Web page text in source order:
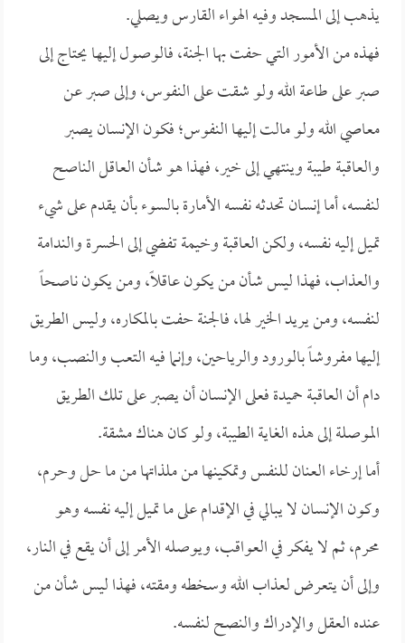
يذهب إلى المسجد وفيه الهواء القارس ويصلي.
فهذه من الأمور التي حفت بها الجنة، فالوصول إليها يحتاج إلى
صبر على طاعة الله ولو شقت على النفوس، وإلى صبر عن
معاصي الله ولو مالت إليها النفوس؛ فكون الإنسان يصبر
والعاقبة طيبة وينتهي إلى خير، فهذا هو شأن العاقل الناصح
لنفسه، أما إنسان تحدثه نفسه الأمارة بالسوء بأن يقدم على شيء
تميل إليه نفسه، ولكن العاقبة وخيمة تفضي إلى الحسرة والندامة
والعذاب، فهذا ليس شأن من يكون عاقلاً، ومن يكون ناصحاً
لنفسه، ومن يريد الخير لها، فالجنة حفت بالمكاره، وليس الطريق
إليها مفروشاً بالورود والرياحين، وإنما فيه التعب والنصب، وما
دام أن العاقبة حميدة فعلى الإنسان أن يصبر على تلك الطريق
الموصلة إلى هذه الغاية الطيبة، ولو كان هناك مشقة.
أما إرخاء العنان للنفس وتمكينها من ملذاتها من ما حل وحرم،
وكون الإنسان لا يبالي في الإقدام على ما تميل إليه نفسه وهو
محرم، ثم لا يفكر في العواقب، ويوصله الأمر إلى أن يقع في النار،
وإلى أن يتعرض لعذاب الله وسخطه ومقته، فهذا ليس شأن من
عنده العقل والإدراك والنصح لنفسه.